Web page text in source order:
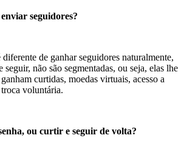
seguidores?
de ganhar seguidores naturalmente,
seguir, não são segmentadas, ou seja, elas lhe
curtidas, moedas virtuais, acesso a
voluntária.
ou curtir e seguir de volta?